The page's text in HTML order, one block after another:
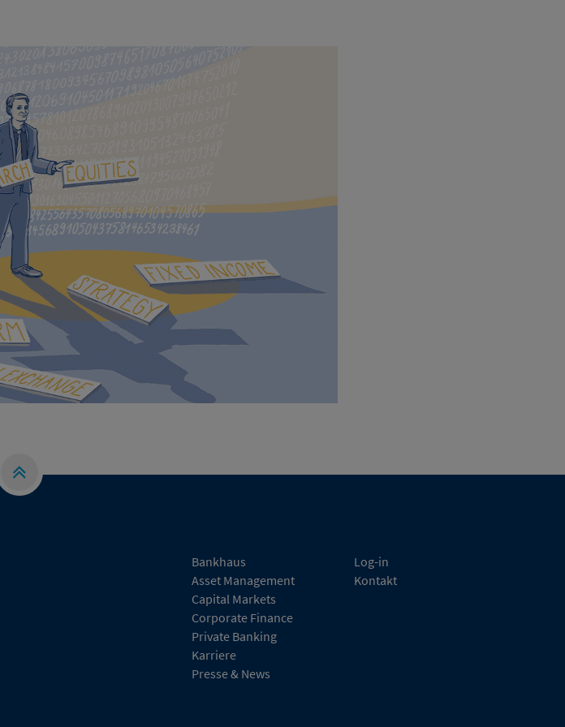
Bankhaus
Asset Management
Capital Markets
Corporate Finance
Private Banking
Karriere
Presse & News
Log-in
Kontakt